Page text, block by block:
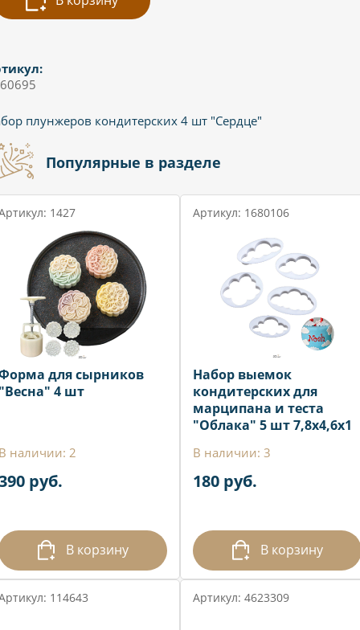
плунжеров кондитерских 4 шт "Сердце"
Популярные в разделе
1427
для сырников
4 шт
наличии: 2
руб.
В корзину
Артикул: 1680106
Набор выемок
кондитерских для
марципана и теста
"Облака" 5 шт 7,8х4,6х1
В наличии: 3
180 руб.
В корзину
114643 Артикул: 4623309